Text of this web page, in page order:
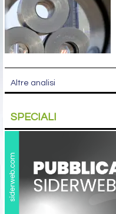
Altre analisi
SPECIALI